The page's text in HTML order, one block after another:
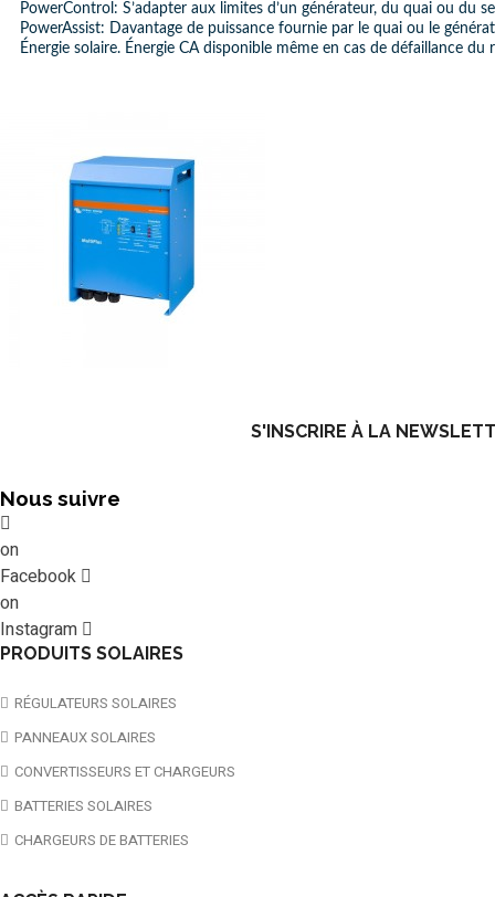
PowerControl: S’adapter aux limites d’un générateur, du quai ou du
PowerAssist: Davantage de puissance fournie par le quai ou le
Énergie solaire. Énergie CA disponible même en cas de défaillance du
S'INSCRIRE À LA
Nous suivre
on
Facebook
on
Instagram
PRODUITS SOLAIRES
RÉGULATEURS SOLAIRES
PANNEAUX SOLAIRES
CONVERTISSEURS ET CHARGEURS
BATTERIES SOLAIRES
CHARGEURS DE BATTERIES